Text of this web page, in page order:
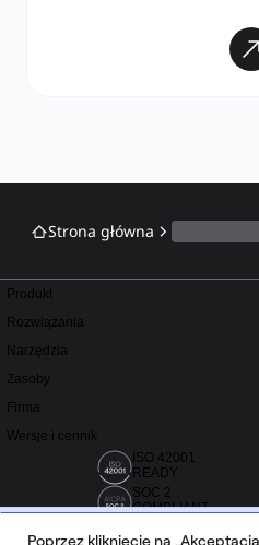
Strona główna
Produkt
Rozwiązania
Narzędzia
Zasoby
Firma
Wersje i cennik
ISO 42001
READY
SOC 2
COMPLIANT
Poprzez kliknięcie na